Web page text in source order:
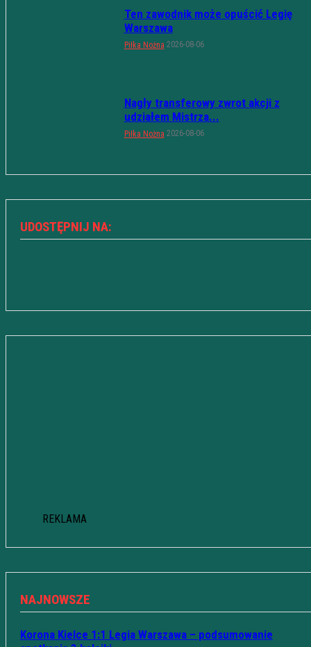
Ten zawodnik może opuścić Legię
Warszawa
Piłka Nożna 2026-08-06
Nagły transferowy zwrot akcji z
udziałem Mistrza...
Piłka Nożna 2026-08-06
UDOSTĘPNIJ NA:
REKLAMA
NAJNOWSZE
Korona Kielce 1:1 Legia Warszawa – podsumowanie